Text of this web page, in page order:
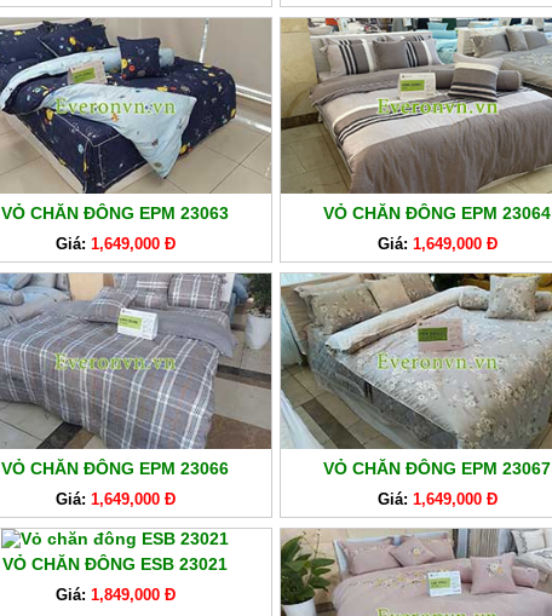
VỎ CHĂN ĐÔNG EPM 23063
Giá: 1,649,000 Đ
VỎ CHĂN ĐÔNG EPM 23064
Giá: 1,649,000 Đ
VỎ CHĂN ĐÔNG EPM 23066
Giá: 1,649,000 Đ
VỎ CHĂN ĐÔNG EPM 23067
Giá: 1,649,000 Đ
VỎ CHĂN ĐÔNG ESB 23021
Giá: 1,849,000 Đ